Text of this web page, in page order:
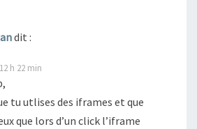
dit :
h 22 min
tu utlises des iframes et que
que lors d’un click l’iframe